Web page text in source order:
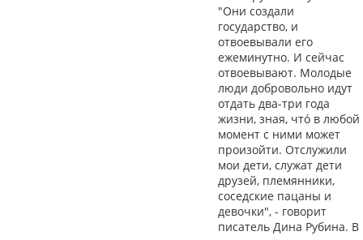
"Они создали
государство, и
отвоевывали его
ежеминутно. И сейчас
отвоевывают. Молодые
люди добровольно идут
отдать два-три года
жизни, зная, чтó в любой
момент с ними может
произойти. Отслужили
мои дети, служат дети
друзей, племянники,
соседские пацаны и
девочки", - говорит
писатель Дина Рубина. В